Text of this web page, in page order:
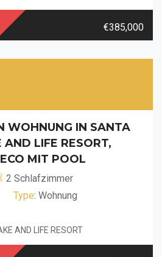
€385,000
WOHNUNG IN SANTA
LIFE RESORT,
MIT POOL
2 Schlafzimmer
Type: Wohnung
AND LIFE RESORT